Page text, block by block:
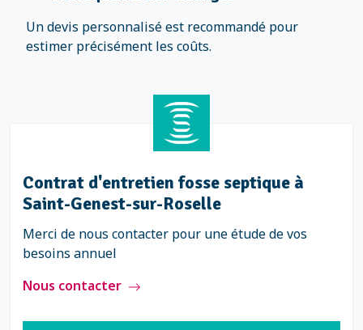
Un devis personnalisé est recommandé pour
estimer précisément les coûts.
Contrat d'entretien fosse septique à
Saint-Genest-sur-Roselle
Merci de nous contacter pour une étude de vos
besoins annuel
Nous contacter